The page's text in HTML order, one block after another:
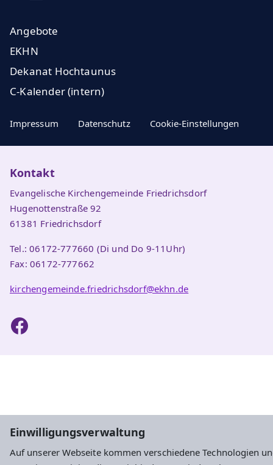
Einwilligungsverwaltung
Auf unserer Webseite kommen verschiedene Technologien
Angebote
EKHN
Dekanat Hochtaunus
C-Kalender (intern)
Impressum Datenschutz Cookie-Einstellungen
Kontakt
Evangelische Kirchengemeinde Friedrichsdorf
Hugenottenstraße 92
61381 Friedrichsdorf
Tel.: 06172-777660 (Di und Do 9-11Uhr)
Fax: 06172-777662
kirchengemeinde.friedrichsdorf@ekhn.de